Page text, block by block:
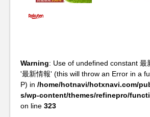
Warning: Use of undefined constant 最
'最新情報' (this will throw an Error in a
P) in /home/hotnavi/hotxnavi.com/
s/wp-content/themes/refinepro/
on line 323